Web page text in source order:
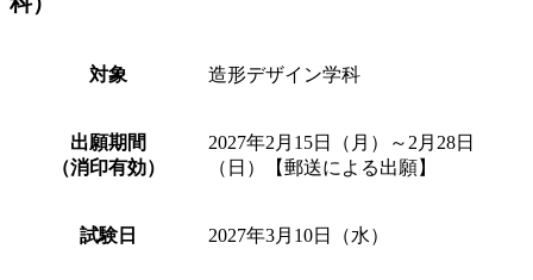
対象 造形デザイン学科
出願期間
（消印有効）
2027年2月15日（月）～2月28日
（日）【郵送による出願】
試験日 2027年3月10日（水）